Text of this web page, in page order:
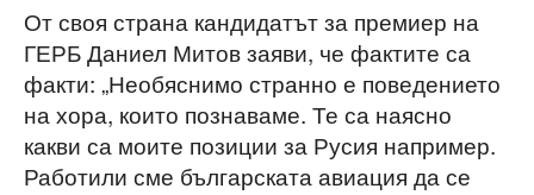
От своя страна кандидатът за премиер на
ГЕРБ Даниел Митов заяви, че фактите са
факти: „Необяснимо странно е поведението
на хора, които познаваме. Те са наясно
какви са моите позиции за Русия например.
Работили сме българската авиация да се